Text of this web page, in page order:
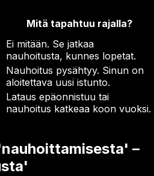
Mitä tapahtuu rajalla?
Ei mitään. Se jatkaa
nauhoitusta, kunnes lopetat.
Nauhoitus pysähtyy. Sinun on
aloitettava uusi istunto.
Lataus epäonnistuu tai
nauhoitus katkeaa koon vuoksi.
–